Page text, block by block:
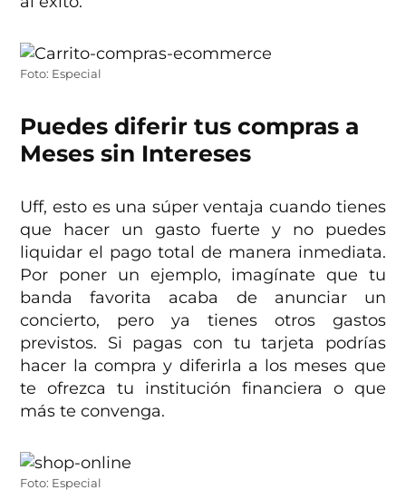
Foto: Especial
Puedes diferir tus compras a
Meses sin Intereses
Uff, esto es una súper ventaja cuando tienes
que hacer un gasto fuerte y no puedes
liquidar el pago total de manera inmediata.
Por poner un ejemplo, imagínate que tu
banda favorita acaba de anunciar un
concierto, pero ya tienes otros gastos
previstos. Si pagas con tu tarjeta podrías
hacer la compra y diferirla a los meses que
te ofrezca tu institución financiera o que
más te convenga.
Foto: Especial